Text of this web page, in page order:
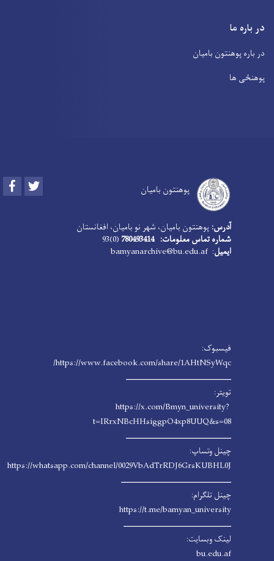
در باره ما
در باره پوهنتون بامیان
پوهنځی ها
پوهنتون بامیان Facebook
آدرس: پوهنتون بامیان، شهر نو بامیان، افغانستان
شماره تماس معلومات: 780493414
(0)93
ایمیل: bamyanarchive@bu.edu.af
فیسبوک:
https://www.facebook.com/share/1AHtNSyWqc/
ـــــــــــــــــــــــــــــــــــــــــــ
تویتر:
https://x.com/Bmyn_university?
t=IRrxNBcHHsiggpO4xp8UUQ&s=08
ـــــــــــــــــــــــــــــــــــــــــــ
چینل وتساپ:
https://whatsapp.com/channel/0029VbAdTrRDJ6GrsKUBHL0J
ـــــــــــــــــــــــــــــــــــــــــــــ
چینل تلگرام:
https://t.me/bamyan_university
ــــــــــــــــــــــــــــــــــــــــــــ
لینک وبسایت:
bu.edu.af